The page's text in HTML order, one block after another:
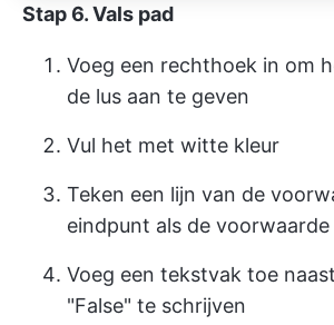
Stap 6. Vals pad
Voeg een rechthoek in om
de lus aan te geven
Vul het met witte kleur
Teken een lijn van de
eindpunt als de
Voeg een tekstvak toe
"False" te schrijven